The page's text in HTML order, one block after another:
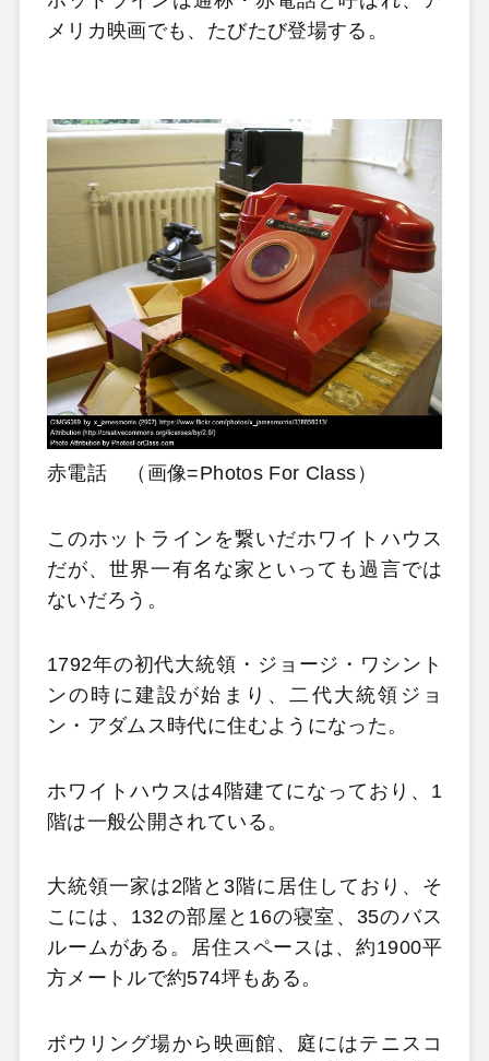
メリカ映画でも、たびたび登場する。
赤電話 （画像=Photos For Class）
このホットラインを繋いだホワイトハウス
だが、世界一有名な家といっても過言では
ないだろう。
1792年の初代大統領・ジョージ・ワシント
ンの時に建設が始まり、二代大統領ジョ
ン・アダムス時代に住むようになった。
ホワイトハウスは4階建てになっており、1
階は一般公開されている。
大統領一家は2階と3階に居住しており、そ
こには、132の部屋と16の寝室、35のバス
ルームがある。居住スペースは、約1900平
方メートルで約574坪もある。
ボウリング場から映画館、庭にはテニスコ